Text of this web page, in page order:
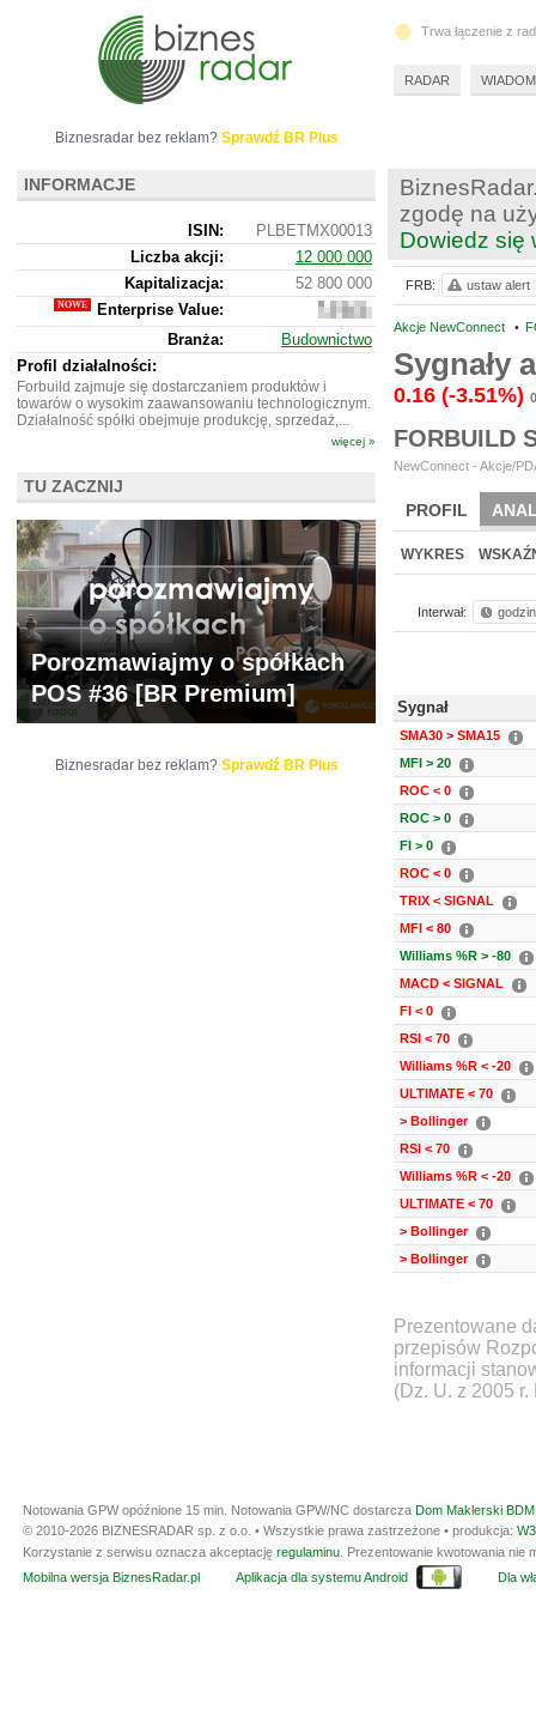
zgodę na
Dowiedz się
Akcje NewConnect •
Sygnały
0.16 (-3.51%)
FORBUILD
NewConnect - Akcje/
PROFIL
BR LAB
WYKRES
Interwał:
Sygnał
SMA30 > SMA15
MFI > 20
ROC < 0
ROC > 0
FI > 0
ROC < 0
TRIX < SIGNAL
MFI < 80
Williams %R > -80
MACD < SIGNAL
FI < 0
RSI < 70
Williams %R < -20
ULTIMATE < 70
> Bollinger
RSI < 70
Williams %R < -20
ULTIMATE < 70
> Bollinger
> Bollinger
Prezentowane
przepisów
informacji
(Dz. U. z 2005
FRB: ustaw alert
Biznesradar bez reklam? Sprawdź BR Plus
INFORMACJE
ISIN:
PLBETMX00013
Liczba akcji:
12 000 000
Kapitalizacja:
52 800 000
Enterprise Value:
46
247
000
Branża:
Budownictwo
Profil działalności:
Forbuild zajmuje się dostarczaniem produktów i
towarów o wysokim zaawansowaniu technologicznym.
Działalność spółki obejmuje produkcję, sprzedaż,...
więcej »
TU ZACZNIJ
Porozmawiajmy o spółkach
POS #36 [BR Premium]
Biznesradar bez reklam? Sprawdź BR Plus
Trwa łączenie z
RADAR
Notowania GPW opóźnione 15 min. Notowania GPW/NC dostarcza Dom Maklerski
© 2010-2026 BIZNESRADAR sp. z o.o. • Wszystkie prawa zastrzeżone • produkcja:
Korzystanie z serwisu oznacza akceptację regulaminu . Prezentowanie kwotowania
Mobilna wersja BiznesRadar.pl
Aplikacja dla systemu Android Dla